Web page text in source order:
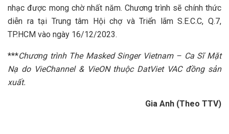
nhạc được mong chờ nhất năm. Chương trình sẽ chính thức
diễn ra tại Trung tâm Hội chợ và Triển lãm S.E.C.C, Q.7,
TP.HCM vào ngày 16/12/2023.
***Chương trình The Masked Singer Vietnam – Ca Sĩ Mặt
Nạ do VieChannel & VieON thuộc DatViet VAC đồng sản
xuất.
Gia Anh (Theo TTV)